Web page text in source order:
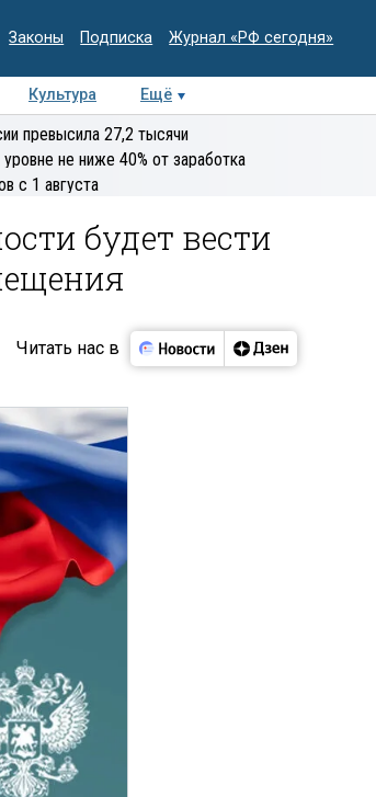
Законы Подписка Журнал «РФ сегодня»
Культура Ещё
Колумнисты
превысила 27,2 тысячи
не ниже 40% от заработка
с 1 августа
будет вести
Читать нас в